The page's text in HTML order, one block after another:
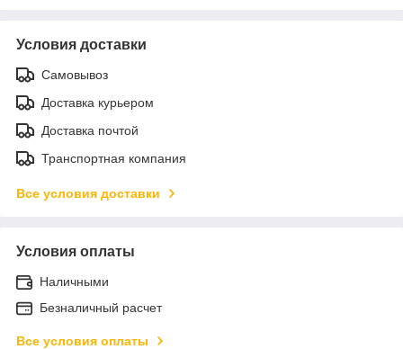
Условия доставки
Самовывоз
Доставка курьером
Доставка почтой
Транспортная компания
Все условия доставки
Условия оплаты
Наличными
Безналичный расчет
Все условия оплаты